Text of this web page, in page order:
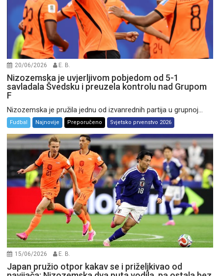
20/06/2026 E. B.
Nizozemska je uvjerljivom pobjedom od 5-1
savladala Švedsku i preuzela kontrolu nad Grupom
F
Nizozemska je pružila jednu od izvanrednih partija u grupnoj...
Fudbal Najnovije Preporučeno Svjetsko prvenstvo 2026
15/06/2026 E. B.
Japan pružio otpor kakav se i priželjkivao od